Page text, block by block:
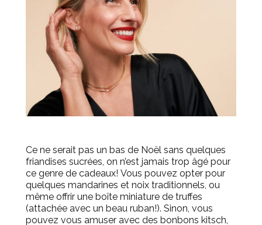
Ce ne serait pas un bas de Noël sans quelques
friandises sucrées, on n’est jamais trop âgé pour
ce genre de cadeaux! Vous pouvez opter pour
quelques mandarines et noix traditionnels, ou
même offrir une boîte miniature de truffes
(attachée avec un beau ruban!). Sinon, vous
pouvez vous amuser avec des bonbons kitsch,